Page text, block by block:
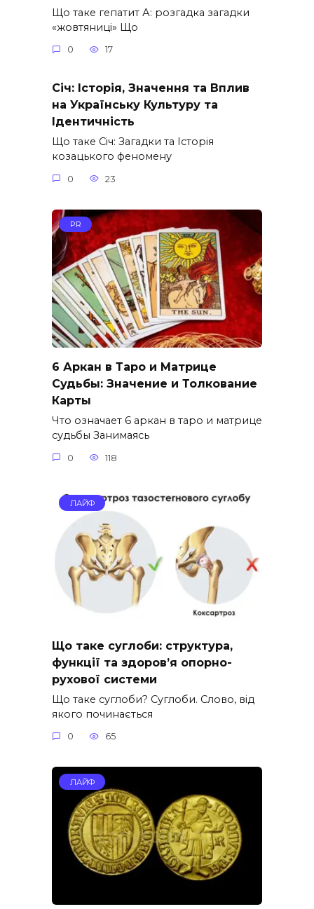
Що таке гепатит А: розгадка загадки
«жовтяниці» Що
0 17
Січ: Історія, Значення та Вплив
на Українську Культуру та
Ідентичність
Що таке Січ: Загадки та Історія
козацького феномену
0 23
PR
6 Аркан в Таро и Матрице
Судьбы: Значение и Толкование
Карты
Что означает 6 аркан в таро и матрице
судьбы Занимаясь
0 118
ЛАЙФ
Що таке суглоби: структура,
функції та здоров’я опорно-
рухової системи
Що таке суглоби? Суглоби. Слово, від
якого починається
0 65
ЛАЙФ